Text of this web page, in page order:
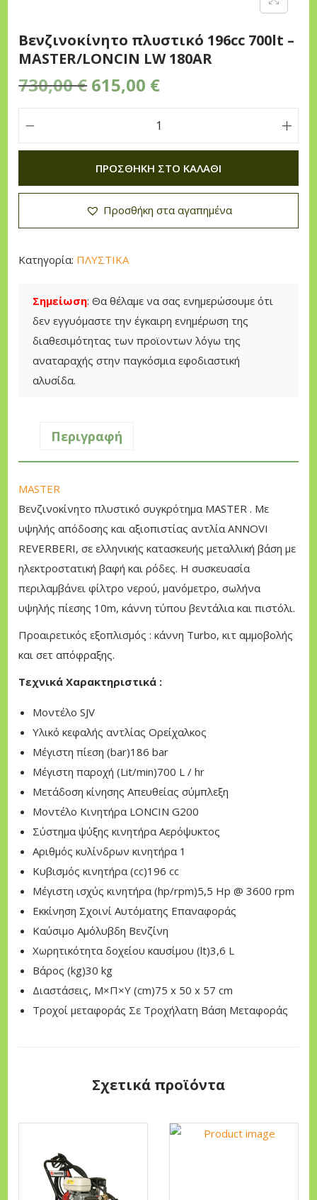
Βενζινοκίνητο πλυστικό 196cc 700lt –
MASTER/LONCIN LW 180AR
730,00€ O
n
a
l
r
c
e
w
a
3
0
0
0
€
.
615,00 €Η
ρ
χ
ο
υ
σ
μ
ή
ε
ί
6
5
,
0
0
€
Σημείωση: Θα θέλαμε να σας ενημερώσουμε ότι
δεν εγγυόμαστε την έγκαιρη ενημέρωση της
διαθεσιμότητας των προϊοντων λόγω της
αναταραχής στην παγκόσμια εφοδιαστική
αλυσίδα.
Β
ε
ν
ζ
ι
κ
ό
1
9
6
c
c
0
t
–
M
A
S
T
E
R
/
L
O
N
I
N
8
ΠΡΟΣΘΉΚΗ ΣΤΟ ΚΑΛΆΘΙ
Προσθήκη στα αγαπημένα
Κατηγορία: ΠΛΥΣΤΙΚΑ
Περιγραφή
MASTER
Βενζινοκίνητο πλυστικό συγκρότημα MASTER . Με
υψηλής απόδοσης και αξιοπιστίας αντλία ANNOVI
REVERBERI, σε ελληνικής κατασκευής μεταλλική βάση με
ηλεκτροστατική βαφή και ρόδες. Η συσκευασία
περιλαμβάνει φίλτρο νερού, μανόμετρο, σωλήνα
υψηλής πίεσης 10m, κάννη τύπου βεντάλια και πιστόλι.
Προαιρετικός εξοπλισμός : κάννη Turbo, κιτ αμμοβολής
και σετ απόφραξης.
Τεχνικά Χαρακτηριστικά :
Μοντέλο SJV
Υλικό κεφαλής αντλίας Ορείχαλκος
Μέγιστη πίεση (bar)186 bar
Μέγιστη παροχή (Lit/min)700 L / hr
Μετάδοση κίνησης Απευθείας σύμπλεξη
Μοντέλο Κινητήρα LONCIN G200
Σύστημα ψύξης κινητήρα Αερόψυκτος
Αριθμός κυλίνδρων κινητήρα 1
Κυβισμός κινητήρα (cc)196 cc
Μέγιστη ισχύς κινητήρα (hp/rpm)5,5 Hp @ 3600 rpm
Εκκίνηση Σχοινί Αυτόματης Επαναφοράς
Καύσιμο Αμόλυβδη Βενζίνη
Χωρητικότητα δοχείου καυσίμου (lt)3,6 L
Βάρος (kg)30 kg
Διαστάσεις, Μ×Π×Υ (cm)75 x 50 x 57 cm
Τροχοί μεταφοράς Σε Τροχήλατη Βάση Μεταφοράς
Σχετικά προϊόντα